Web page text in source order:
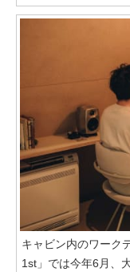
キャビン内のワーク
1st」では今年6月、